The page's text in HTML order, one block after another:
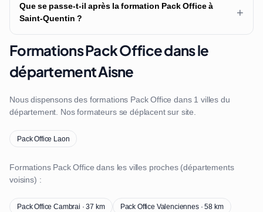
Que se passe-t-il après la formation Pack Office à
Saint-Quentin ?
+
Formations Pack Office dans le
département Aisne
Nous dispensons des formations Pack Office dans 1 villes du
département. Nos formateurs se déplacent sur site.
Pack Office Laon
Formations Pack Office dans les villes proches (départements
voisins) :
Pack Office Cambrai · 37 km
Pack Office Valenciennes · 58 km